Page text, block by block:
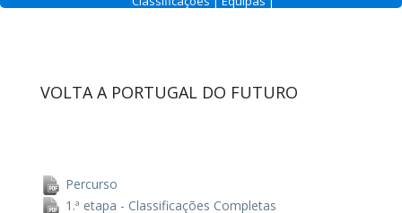
VOLTA A PORTUGAL DO FUTURO
Percurso
1.ª etapa - Classificações Completas